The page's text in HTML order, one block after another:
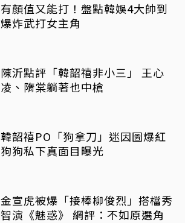
有顏值又能打！盤點韓娛4大帥到
爆炸武打女主角
陳沂點評「韓韶禧非小三」 王心
凌、隋棠躺著也中槍
韓韶禧PO「狗拿刀」迷因圖爆紅
狗狗私下真面目曝光
金宣虎被爆「接棒柳俊烈」搭檔秀
智演《魅惑》 網評：不如原選角